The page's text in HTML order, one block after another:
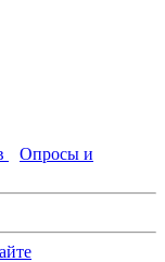
Опросы и